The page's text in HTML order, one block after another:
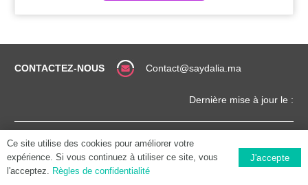
CONTACTEZ-NOUS Contact@saydalia.ma
Dernière mise à jour le :
GÉNÉRALES
SAYDALIA.MA
Ce site utilise des cookies pour améliorer votre
expérience. Si vous continuez à utiliser ce site, vous
l'acceptez. Règles de confidentialité
J'accepte